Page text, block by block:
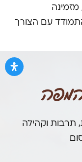
עם הצורך
תרבות וקהילה